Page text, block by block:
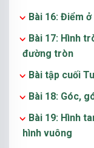
Bài 16: Điểm
Bài 17: Hình
đường tròn
Bài tập cuối
Bài 18: Góc,
Bài 19: Hình
hình vuông